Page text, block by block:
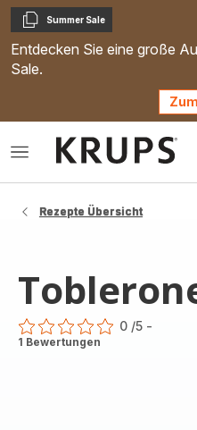
Kopieren
Summer Sale
Entdecken Sie eine große
Sale.
Das
Rezepte Übersicht
ratings.0
0 /5 -
1 Bewertungen